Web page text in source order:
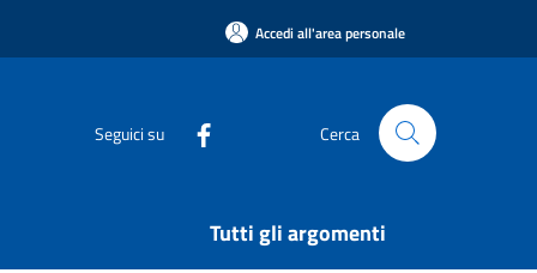
Accedi all'area personale
Seguici su Cerca
Tutti gli argomenti